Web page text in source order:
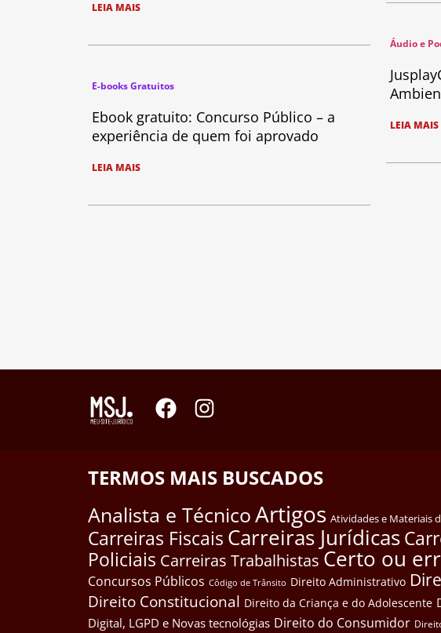
LEIA MAIS
E-books Gratuitos
Ebook gratuito: Concurso Público – a
experiência de quem foi aprovado
LEIA MAIS
Áudio e
LEIA MAIS
TERMOS MAIS BUSCADOS
Analista e TécnicoArtigos Atividades e Materiais
Carreiras Fiscais Carreiras Jurídicas
Policiais Carreiras Trabalhistas Certo ou
Concursos Públicos Côdigo de Trânsito Direito Administrativo
Direito Constitucional Direito da Criança e do Adolescente
Digital, LGPD e Novas tecnológias Direito do Consumidor